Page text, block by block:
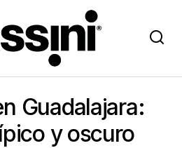
Guadalajara:
y oscuro